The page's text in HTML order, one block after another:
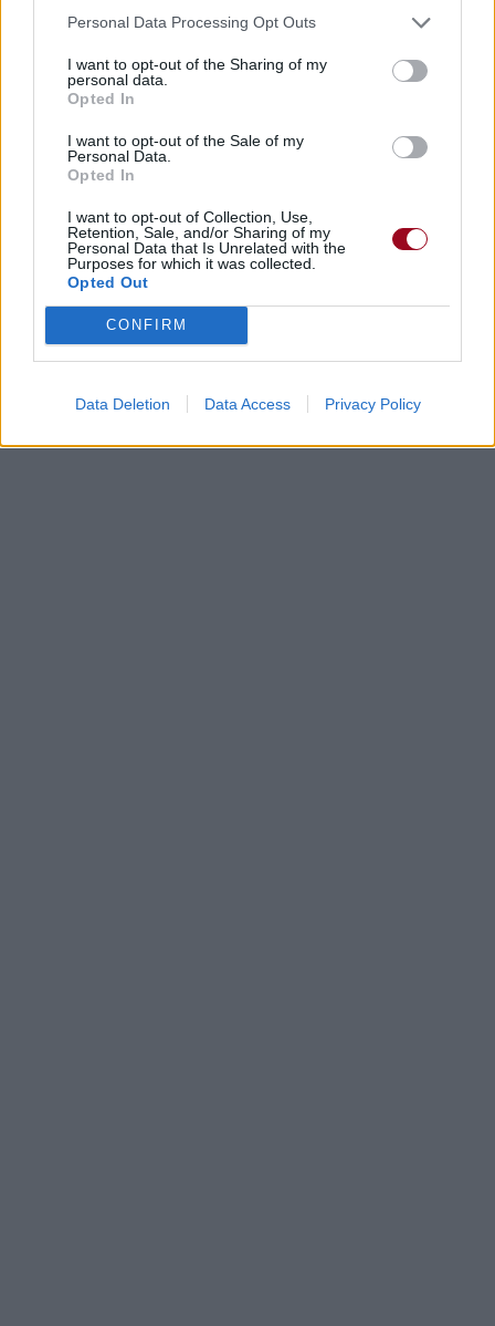
Personal Data Processing Opt Outs
I want to opt-out of the Sharing of my
personal data.
Opted In
I want to opt-out of the Sale of my
Personal Data.
Opted In
I want to opt-out of Collection, Use,
Retention, Sale, and/or Sharing of my
Personal Data that Is Unrelated with the
Purposes for which it was collected.
Opted Out
CONFIRM
Data Deletion Data Access Privacy Policy